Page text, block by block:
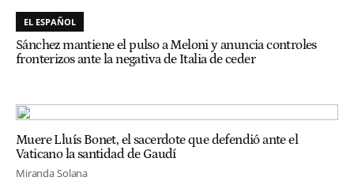
EL ESPAÑOL
Sánchez mantiene el pulso a Meloni y anuncia controles
fronterizos ante la negativa de Italia de ceder
Muere Lluís Bonet, el sacerdote que defendió ante el
Vaticano la santidad de Gaudí
Miranda Solana